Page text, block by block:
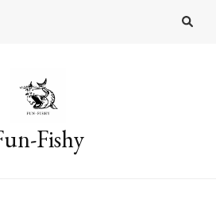
Fishy